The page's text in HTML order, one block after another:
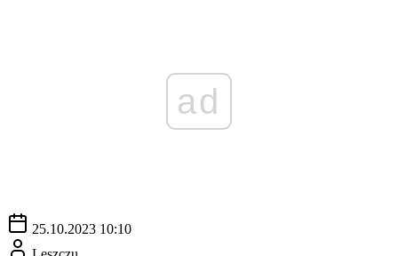
ad
25.10.2023 10:10